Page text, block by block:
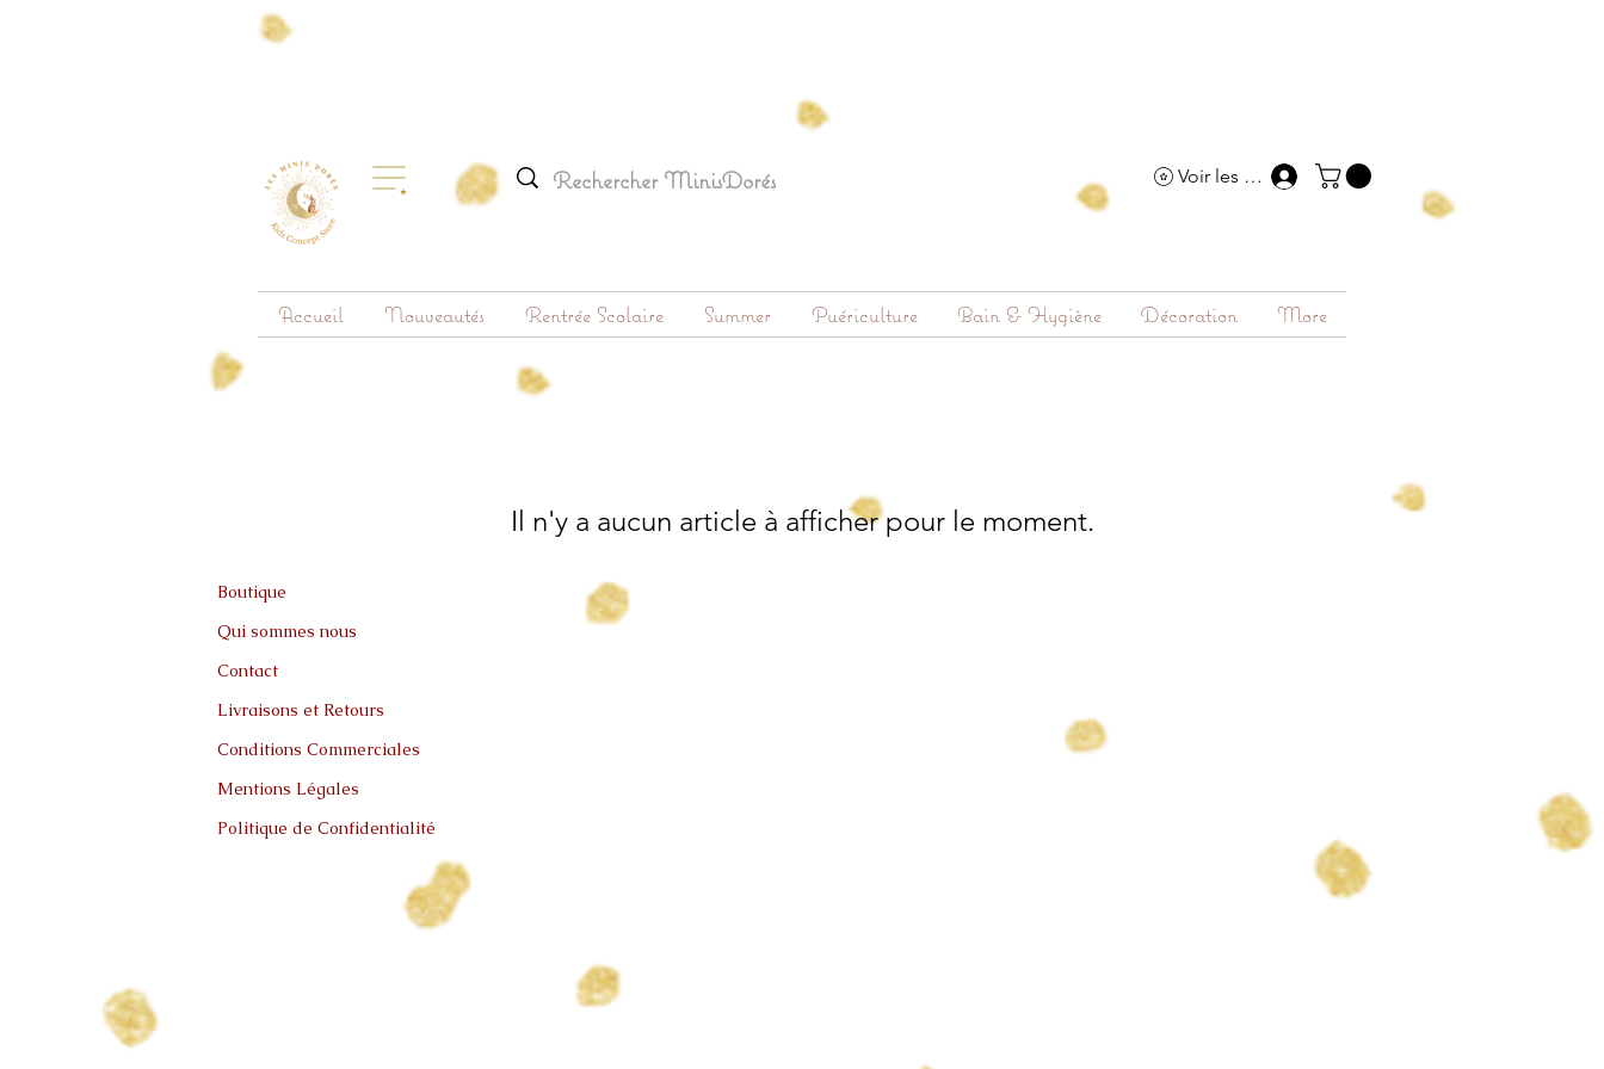
Voir les points
Accueil Nouveautés Rentrée Scolaire Summer Puériculture Bain & Hygiène Décoration More
Il n'y a aucun article à afficher pour le moment.
Boutique
Qui sommes nous
Contact
Livraisons et Retours
Conditions Commerciales
Mentions Légales
Politique de Confidentialité